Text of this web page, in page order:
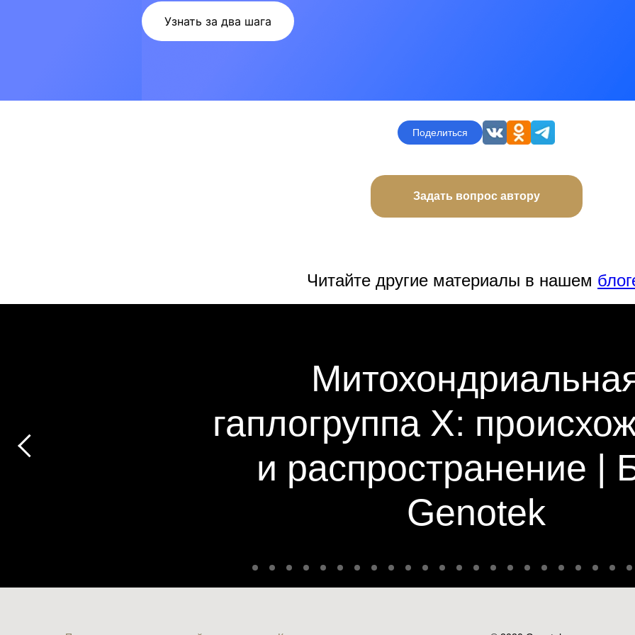
Узнать за два шага
Поделиться
Задать вопрос автору
Читайте другие материалы в нашем
гаплогруппа X:
и распространение |
Genotek